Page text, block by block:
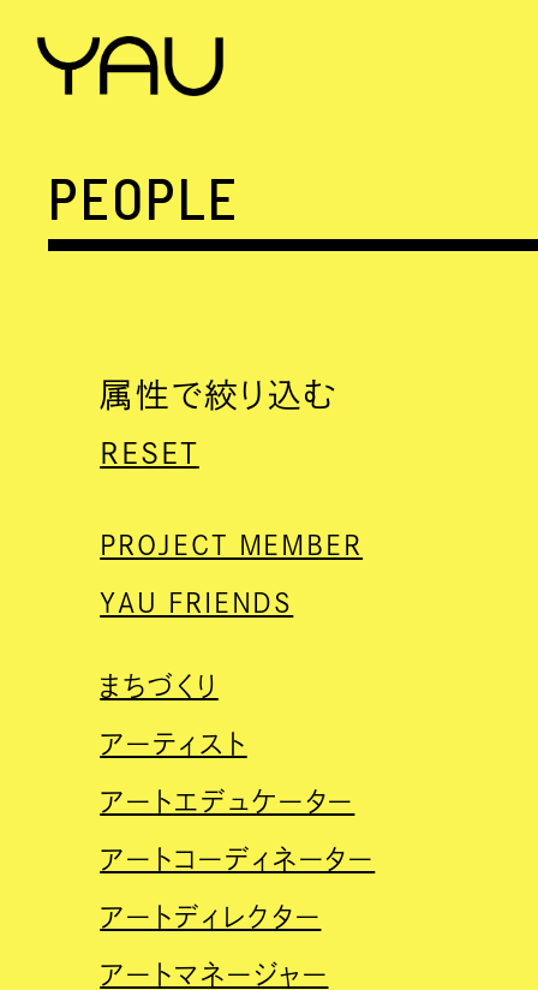
PEOPLE
属性で絞り込む
RESET
PROJECT MEMBER
YAU FRIENDS
まちづくり
アーティスト
アートエデュケーター
アートコーディネーター
アートディレクター
アートマネージャー